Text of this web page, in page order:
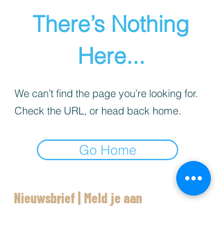
There’s Nothing
Here...
We can’t find the page you’re looking for.
Check the URL, or head back home.
Go Home
Nieuwsbrief | Meld je aan